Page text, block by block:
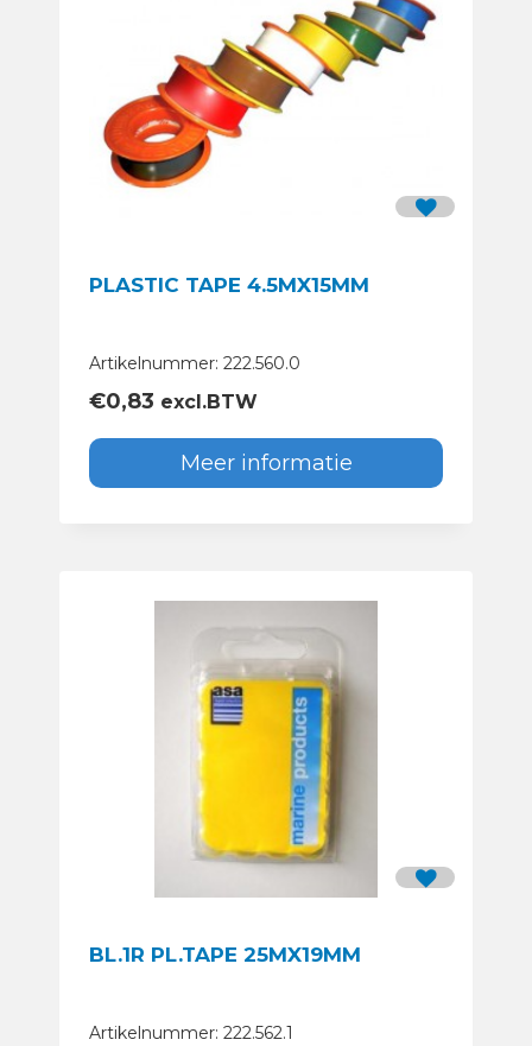
PLASTIC TAPE 4.5MX15MM
Artikelnummer: 222.560.0
€0,83 excl.BTW
Meer informatie
BL.1R PL.TAPE 25MX19MM
Artikelnummer: 222.562.1